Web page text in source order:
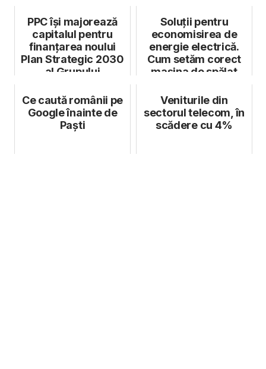
PPC își majorează
capitalul pentru
finanțarea noului
Plan Strategic 2030
al Grupului
Soluții pentru
economisirea de
energie electrică.
Cum setăm corect
mașina de spălat
Ce caută românii pe
Google înainte de
Paști
Veniturile din
sectorul telecom, în
scădere cu 4%